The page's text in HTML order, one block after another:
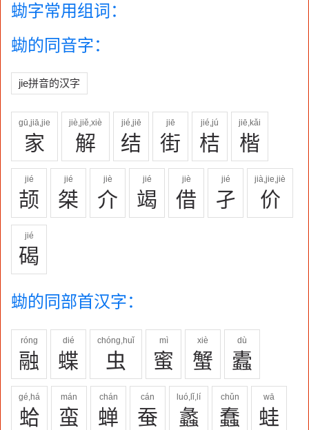
蜐字常用组词：
蜐的同音字：
jie拼音的汉字
gū,jiā,jie
家
jiè,jiě,xiè
解
jié,jiē
结
jiē
街
jié,jú
桔
jiē,kǎi
楷
jié
颉
jié
桀
jiè
介
jié
竭
jiè
借
jié
孑
jià,jie,jiè
价
jié
碣
蜐的同部首汉字：
róng
融
dié
蝶
chóng,huǐ
虫
mì
蜜
xiè
蟹
dù
蠹
gé,há
蛤
mán
蛮
chán
蝉
cán
蚕
luó,lǐ,lí
蠡
chǔn
蠢
wā
蛙